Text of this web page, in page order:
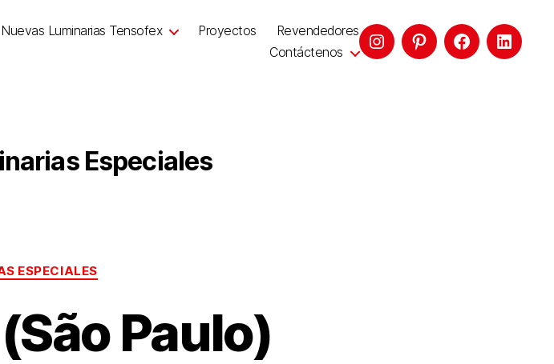
Nuevas Luminarias Tensofex Proyectos
Revendedores
Contáctenos
Especiales
ESPECIALES
Paulo)